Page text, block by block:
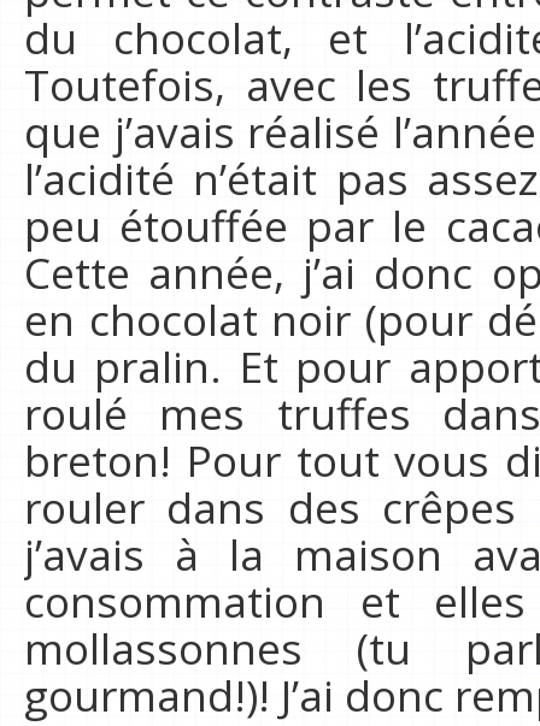
du chocolat, et
Toutefois, avec les
que j’avais réalisé
l’acidité n’était pas
peu étouffée par le
Cette année, j’ai donc
en chocolat noir (pour
du pralin. Et pour
roulé mes truffes
breton! Pour tout vous
rouler dans des
j’avais à la maison
consommation et
mollassonnes (tu
gourmand!)! J’ai donc